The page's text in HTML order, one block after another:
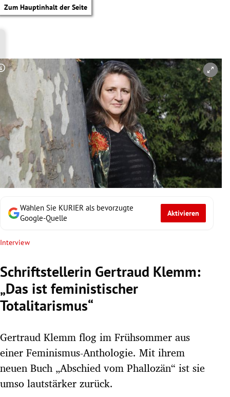
Zum Hauptinhalt der Seite
Untermenü
Untermenü
Untermenü
Untermenü
Untermenü
Untermenü
Untermenü
Wählen Sie KURIER als bevorzugte
Google-Quelle
Aktivieren
Interview
Schriftstellerin Gertraud Klemm:
„Das ist feministischer
Totalitarismus“
Gertraud Klemm flog im Frühsommer aus
einer Feminismus-Anthologie. Mit ihrem
neuen Buch „Abschied vom Phallozän“ ist sie
umso lautstärker zurück.
Copyright-Hinweis öffnen/schließen